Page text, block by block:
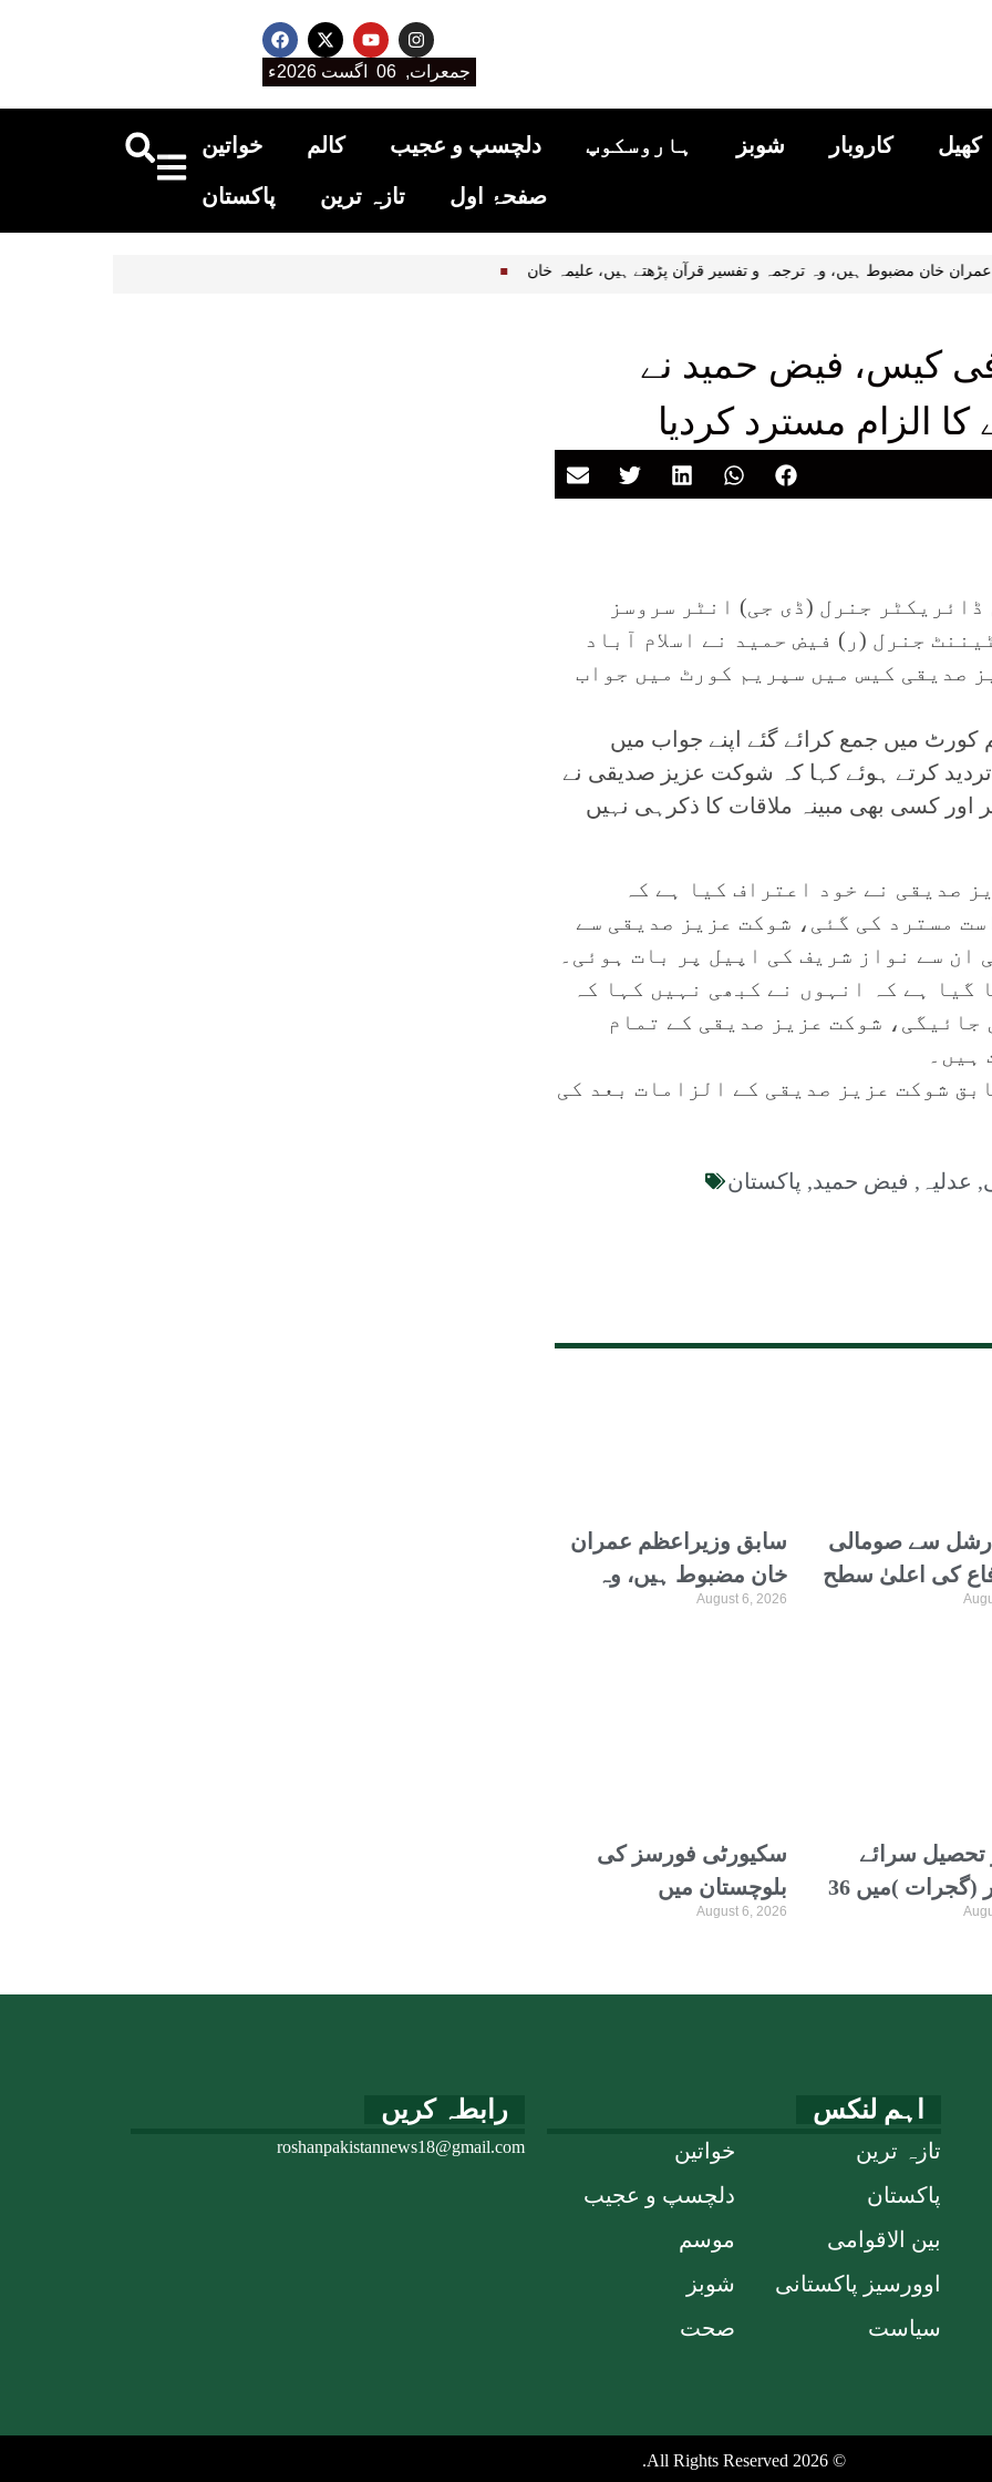
جمعرات, 06 اگست 2026ء
خواتین کالم دلچسپ و عجیب ہاروسکوپ شوبز کاروبار کھیل
پاکستان تازہ ترین صفحۂ اول
عمران خان مضبوط ہیں، وہ ترجمہ و تفسیر قرآن پڑھتے ہیں، علیمہ خان
کیس، فیض حمید نے
کا الزام مسترد کردیا
ڈائریکٹر جنرل (ڈی جی) انٹر سروسز
جنرل (ر) فیض حمید نے اسلام آباد
صدیقی کیس میں سپریم کورٹ میں جواب
میں جمع کرائے گئے اپنے جواب میں
تردید کرتے ہوئے کہا کہ شوکت عزیز صدیقی نے
اور کسی بھی مبینہ ملاقات کا ذکرہی نہیں
صدیقی نے خود اعتراف کیا ہے کہ
مسترد کی گئی، شوکت عزیز صدیقی سے
ان سے نواز شریف کی اپیل پر بات ہوئی۔
گیا ہے کہ انہوں نے کبھی نہیں کہا کہ
جائیگی، شوکت عزیز صدیقی کے تمام
ہیں۔
شوکت عزیز صدیقی کے الزامات بعد کی
, عدلیہ , فیض حمید, پاکستان
سابق وزیراعظم عمران
خان مضبوط ہیں، وہ
ترجمہ و تفسیر قرآن
August 6, 2026
سے صومالی
کی اعلیٰ سطح
ملاقات،
سکیورٹی فورسز کی
بلوچستان میں
August 6, 2026
تحصیل سرائے
عالمگیر (گجرات )میں 36
عظیم الشان
اہم لنکس
خواتین
دلچسپ و عجیب
موسم
شوبز
صحت
تازہ ترین
پاکستان
بین الاقوامی
اوورسیز پاکستانی
سیاست
رابطہ کریں
roshanpakistannews18@gmail.com
© 2026 All Rights Reserved.